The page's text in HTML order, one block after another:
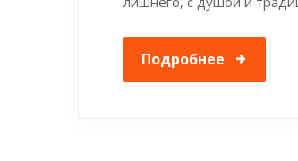
Подробнее